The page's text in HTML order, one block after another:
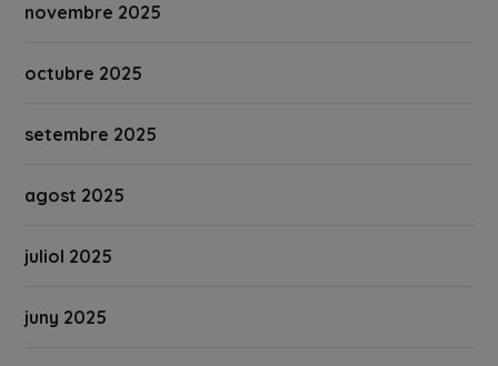
novembre 2025
octubre 2025
setembre 2025
agost 2025
juliol 2025
juny 2025